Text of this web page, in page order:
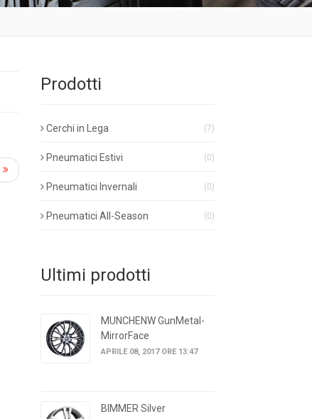
Prodotti
Cerchi in Lega (7)
Pneumatici Estivi (0)
Pneumatici Invernali (0)
Pneumatici All-Season (0)
Ultimi prodotti
MUNCHENW GunMetal-
MirrorFace
APRILE 08, 2017 ORE 13:47
BIMMER Silver